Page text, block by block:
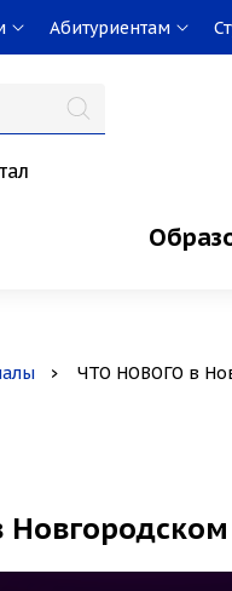
Абитуриентам
ЧТО НОВОГО в